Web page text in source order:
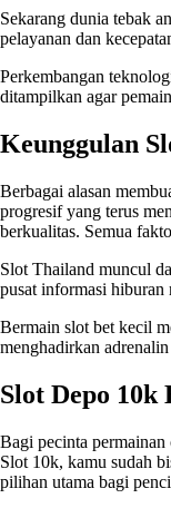
Sekarang dunia tebak
pelayanan dan
Perkembangan
ditampilkan agar
Keunggulan
Berbagai alasan
progresif yang terus
berkualitas. Semua
Slot Thailand muncul
pusat informasi
Bermain slot bet kecil
menghadirkan
Slot Depo
Bagi pecinta permainan
Slot 10k, kamu sudah
pilihan utama bagi